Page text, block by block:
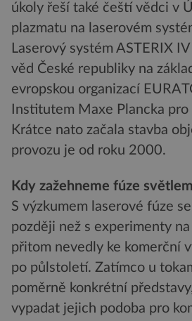
úkoly řeší také čeští vědci v
plazmatu na laserovém
Laserový systém ASTERIX
věd České republiky na
evropskou organizací
Institutem Maxe Plancka
Krátce nato začala stavba
provozu je od roku 2000.
Kdy zažehneme fúze
S výzkumem laserové fúze
později než s experimenty
přitom nevedly ke komerční
po půlstoletí. Zatímco u
poměrně konkrétní
vypadat jejich podoba pro